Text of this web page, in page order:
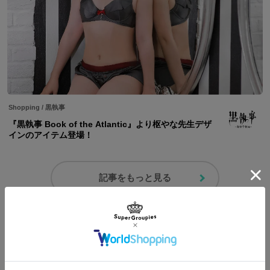
Shopping / 黒執事
『黒執事 Book of the Atlantic』より枢やな先生デザ
インのアイテム登場！
記事をもっと見る
コーディネートを見る